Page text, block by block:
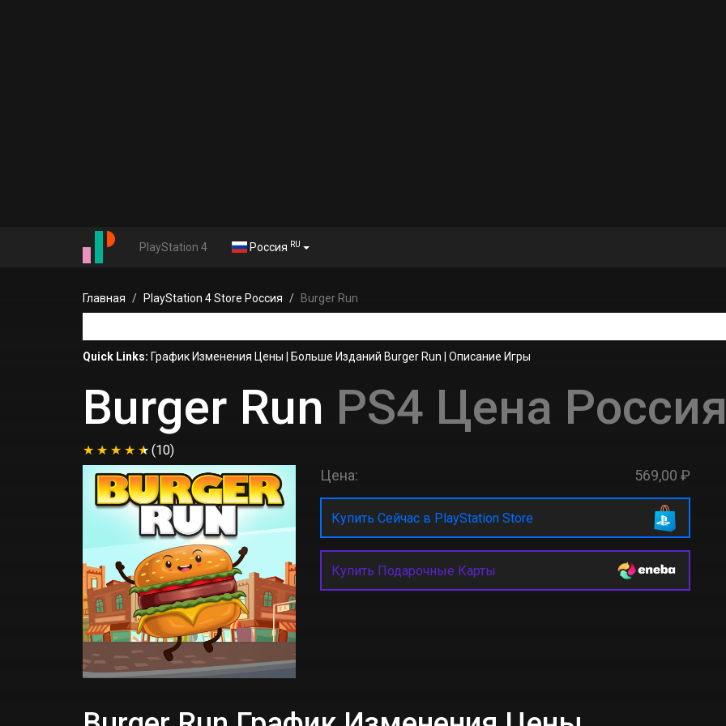
PlayStation 4 Россия RU
Главная PlayStation 4 Store Россия Burger Run
Quick Links: График Изменения Цены Больше Изданий Burger Run Описание Игры
Burger Run PS4 Цена
(10)
Цена: 569,00 ₽
Купить Сейчас в PlayStation Store
Купить Подарочные Карты